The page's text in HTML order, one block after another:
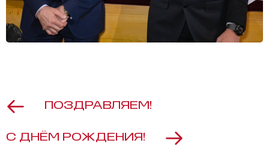
ПОЗДРАВЛЯЕМ!
С ДНЁМ РОЖДЕНИЯ!